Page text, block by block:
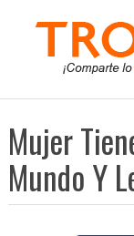
Mujer
Mundo Y